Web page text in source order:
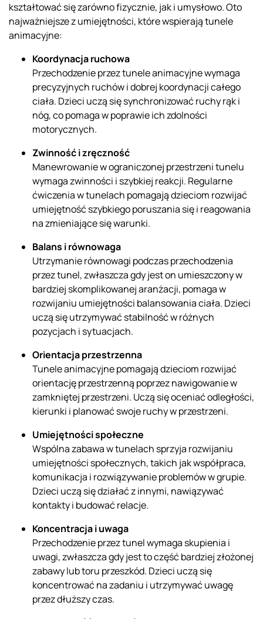
kształtować się zarówno fizycznie, jak i umysłowo. Oto
najważniejsze z umiejętności, które wspierają tunele
animacyjne:
Koordynacja ruchowa
Przechodzenie przez tunele animacyjne wymaga
precyzyjnych ruchów i dobrej koordynacji całego
ciała. Dzieci uczą się synchronizować ruchy rąk i
nóg, co pomaga w poprawie ich zdolności
motorycznych.
Zwinność i zręczność
Manewrowanie w ograniczonej przestrzeni tunelu
wymaga zwinności i szybkiej reakcji. Regularne
ćwiczenia w tunelach pomagają dzieciom rozwijać
umiejętność szybkiego poruszania się i reagowania
na zmieniające się warunki.
Balans i równowaga
Utrzymanie równowagi podczas przechodzenia
przez tunel, zwłaszcza gdy jest on umieszczony w
bardziej skomplikowanej aranżacji, pomaga w
rozwijaniu umiejętności balansowania ciała. Dzieci
uczą się utrzymywać stabilność w różnych
pozycjach i sytuacjach.
Orientacja przestrzenna
Tunele animacyjne pomagają dzieciom rozwijać
orientację przestrzenną poprzez nawigowanie w
zamkniętej przestrzeni. Uczą się oceniać odległości,
kierunki i planować swoje ruchy w przestrzeni.
Umiejętności społeczne
Wspólna zabawa w tunelach sprzyja rozwijaniu
umiejętności społecznych, takich jak współpraca,
komunikacja i rozwiązywanie problemów w grupie.
Dzieci uczą się działać z innymi, nawiązywać
kontakty i budować relacje.
Koncentracja i uwaga
Przechodzenie przez tunel wymaga skupienia i
uwagi, zwłaszcza gdy jest to część bardziej złożonej
zabawy lub toru przeszkód. Dzieci uczą się
koncentrować na zadaniu i utrzymywać uwagę
przez dłuższy czas.